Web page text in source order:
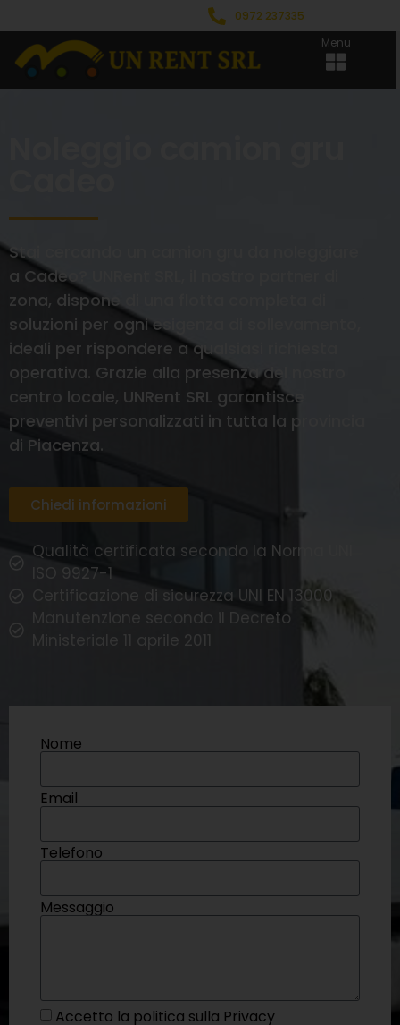
0972 237335
Menu
Stai cercando un camion gru da noleggiare
a Cadeo? UNRent SRL, il nostro partner di
zona, dispone di una flotta completa di
soluzioni per ogni esigenza di sollevamento,
ideali per rispondere a qualsiasi richiesta
operativa. Grazie alla presenza del nostro
centro locale, UNRent SRL garantisce
preventivi personalizzati in tutta la provincia
di Piacenza.
Chiedi informazioni
Qualità certificata secondo la Norma UNI
ISO 9927-1
Certificazione di sicurezza UNI EN 13000
Manutenzione secondo il Decreto
Ministeriale 11 aprile 2011
Nome
Email
Telefono
Messaggio
Accetto la politica sulla Privacy